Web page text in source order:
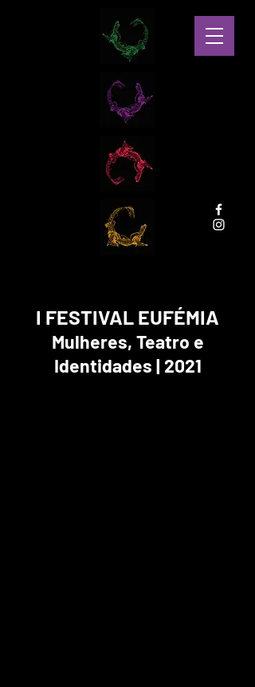
I FESTIVAL EUFÉMIA
Mulheres, Teatro e
Identidades | 2021